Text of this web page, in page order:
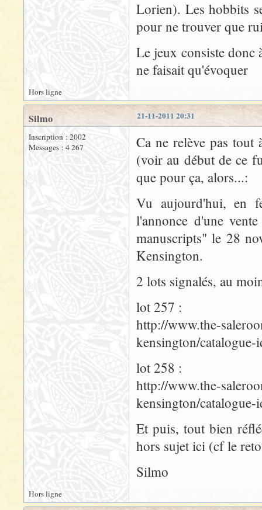
Lorien). Les hobbits
pour ne trouver que
Le jeux consiste donc
ne faisait qu'évoquer
Hors ligne
21-11-2011 20:31
Silmo
Inscription : 2002
Messages : 4 267
Ca ne relève pas tout
(voir au début de ce
que pour ça, alors...:
Vu aujourd'hui, en
l'annonce d'une
manuscripts" le 28
Kensington.
2 lots signalés, au
lot 257 :
http://www.the-
kensington/
lot 258 :
http://www.the-
kensington/
Et puis, tout bien
hors sujet ici (cf le
Silmo
Hors ligne